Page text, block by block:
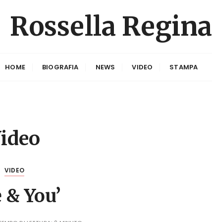
Rossella Regina
HOME BIOGRAFIA NEWS VIDEO STAMPA
VIDEO
& You’